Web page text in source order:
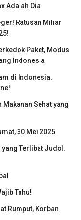
Adalah Dia
Ratusan Miliar
Paket, Modus
Indonesia
di Indonesia,
Makanan Sehat yang
30 Mei 2025
yang Terlibat Judol.
Tahu!
Rumput, Korban